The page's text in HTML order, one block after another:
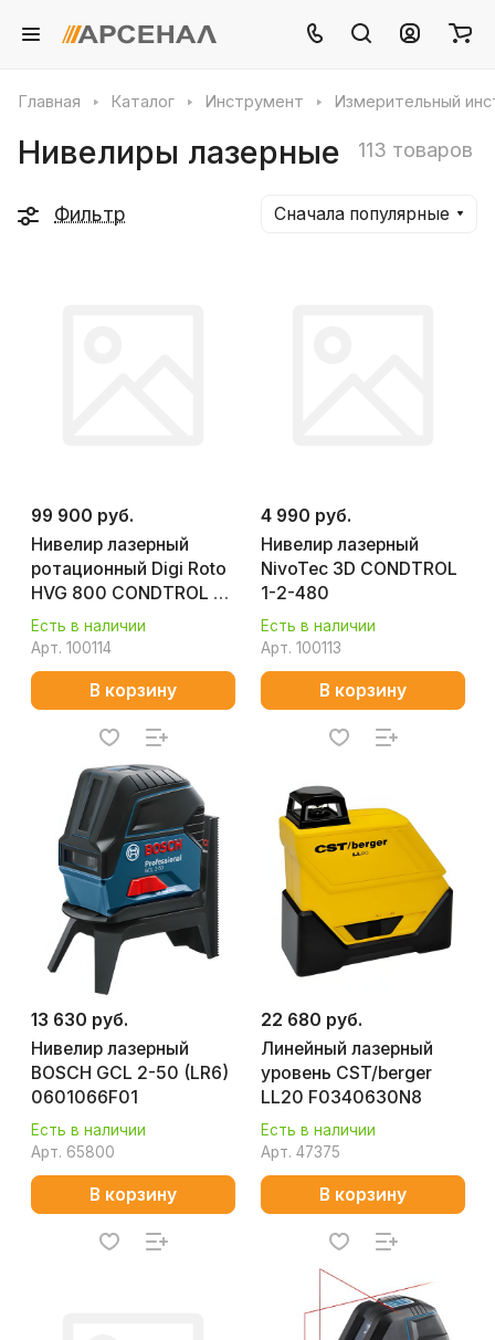
Главная Каталог Инструмент Измерительный
Нивелиры лазерные 113 товаров
Фильтр Сначала популярные
99 900 руб.
Нивелир лазерный
ротационный Digi Roto
HVG 800 CONDTROL 7-
2-145
Есть в наличии
Арт. 100114
В корзину
4 990 руб.
Нивелир лазерный
NivoTec 3D CONDTROL
1-2-480
Есть в наличии
Арт. 100113
В корзину
13 630 руб.
Нивелир лазерный
BOSCH GCL 2-50 (LR6)
0601066F01
Есть в наличии
Арт. 65800
В корзину
22 680 руб.
Линейный лазерный
уровень CST/berger
LL20 F0340630N8
Есть в наличии
Арт. 47375
В корзину